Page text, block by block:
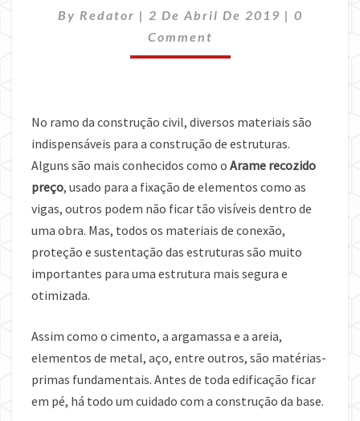
ESTRUTURAS
By Redator | 2 De Abril De 2019 | 0
Comment
No ramo da construção civil, diversos materiais são
indispensáveis para a construção de estruturas.
Alguns são mais conhecidos como o Arame recozido
preço, usado para a fixação de elementos como as
vigas, outros podem não ficar tão visíveis dentro de
uma obra. Mas, todos os materiais de conexão,
proteção e sustentação das estruturas são muito
importantes para uma estrutura mais segura e
otimizada.
Assim como o cimento, a argamassa e a areia,
elementos de metal, aço, entre outros, são matérias-
primas fundamentais. Antes de toda edificação ficar
em pé, há todo um cuidado com a construção da base.